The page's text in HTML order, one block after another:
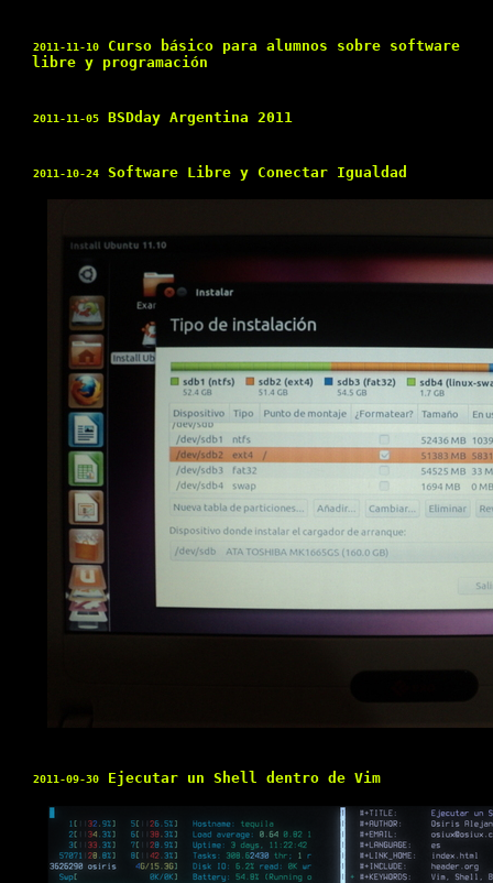
2011-11-10Curso básico para alumnos sobre software
libre y programación
2011-11-05BSDday Argentina 2011
2011-10-24Software Libre y Conectar Igualdad
2011-09-30Ejecutar un Shell dentro de Vim